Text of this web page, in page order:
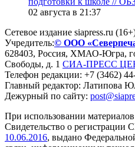
02 августа в 21:37
Сетевое издание siapress.ru
Учредитель:© ООО
628403, Россия, ХМАО-Югра,
Свободы, д. 1 СИА-ПРЕСС
Телефон редакции: +7 (3462)
Главный редактор: Латипова
Дежурный по сайту:
При использовании материалов
Свидетельство о регистрации
10.06.2016, выдано